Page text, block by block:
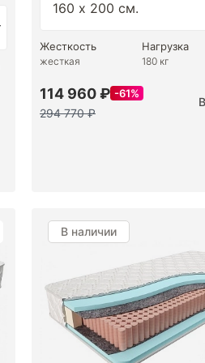
Жесткость
жесткая
Нагрузка
180 кг
114 960 ₽ 61%
294 770 ₽
В наличии